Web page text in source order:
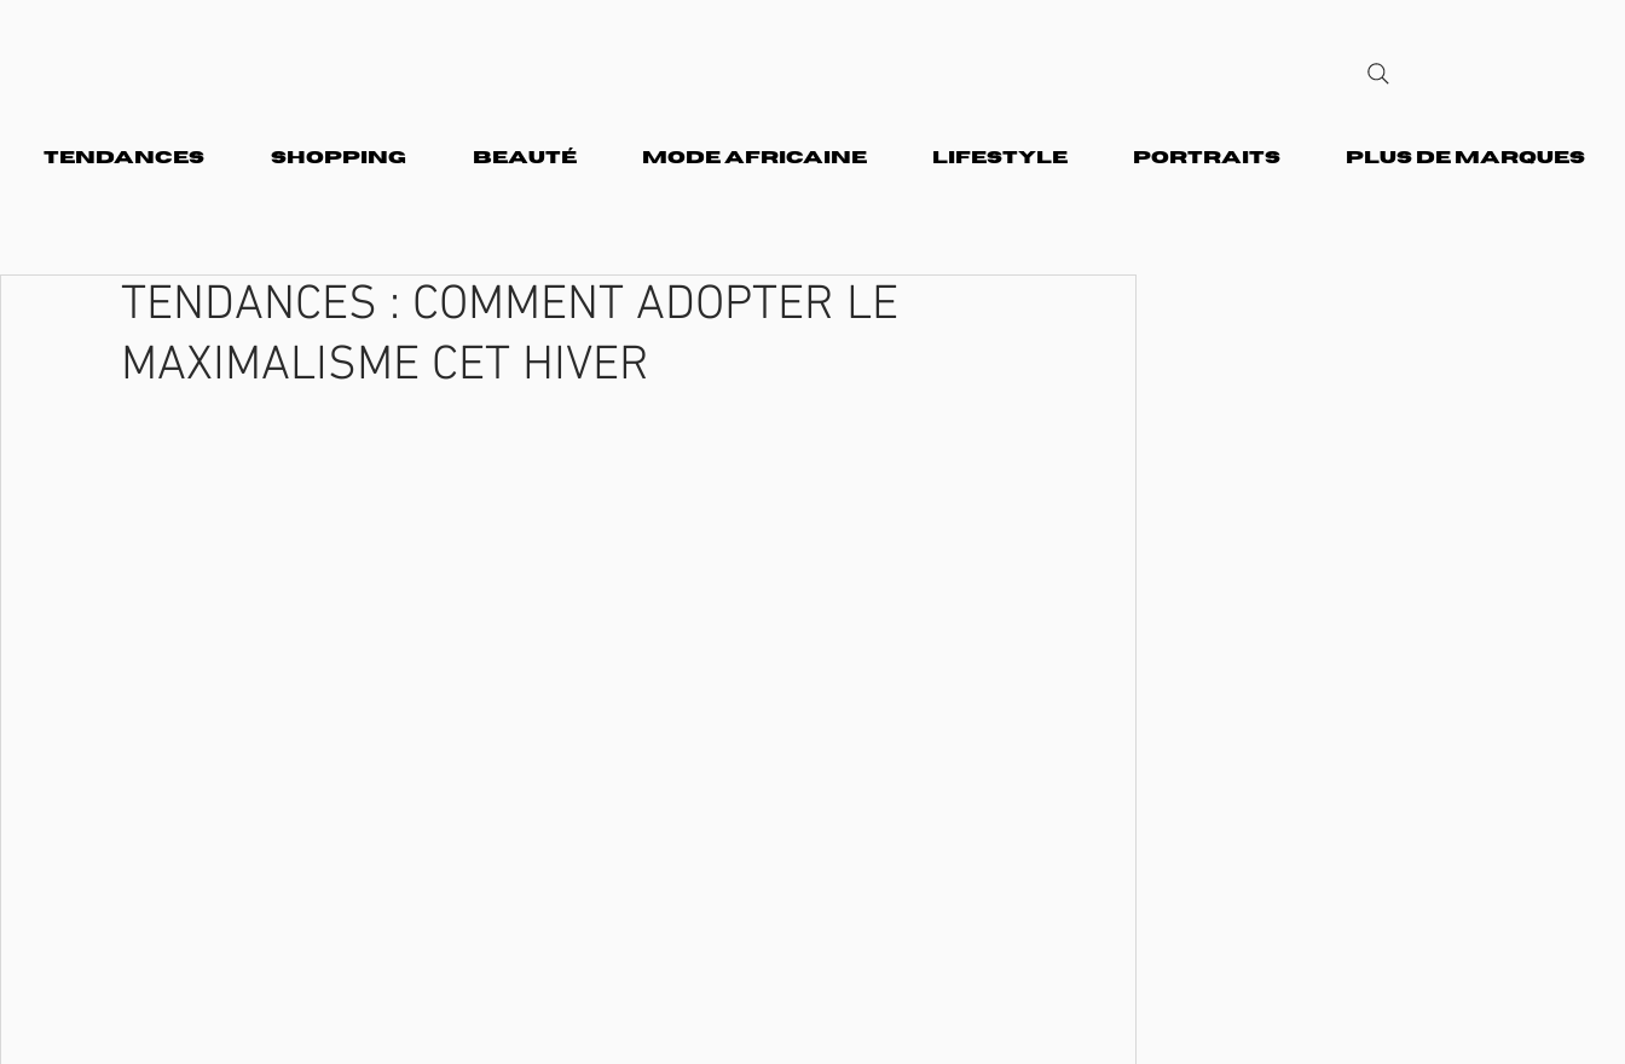
TENDANCES SHOPPING BEAUTÉ MODE AFRICAINE LIFESTYLE PORTRAITS PLUS DE MARQUES
TENDANCES : COMMENT ADOPTER LE
MAXIMALISME CET HIVER